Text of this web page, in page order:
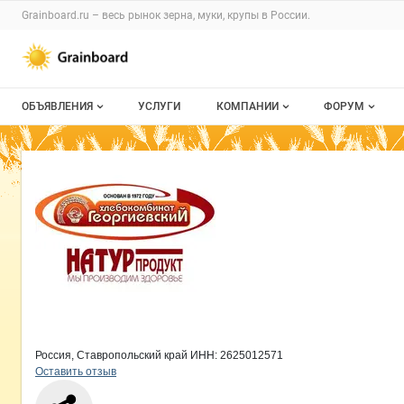
Раздел навигации по сайту grainboard.ru
Grainboard.ru – весь рынок зерна, муки, крупы в России.
Авторизация и меню пользователя
Навигация по разделам сайта grainboard.ru
ОБЪЯВЛЕНИЯ
Все объявления
Мои объявления
УСЛУГИ КОМПАНИИ
О каталоге компаний
ФОРУМ
Все темы
Страница компании
Россия, Ставропольский край ИНН: 2625012571
Оставить отзыв